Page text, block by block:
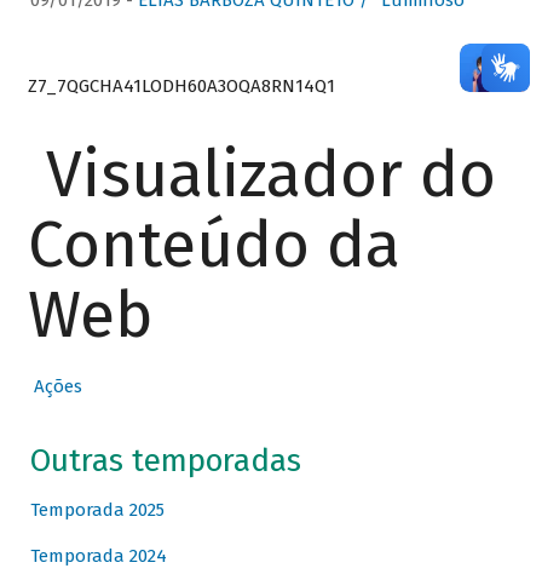
Z7_7QGCHA41LODH60A3OQA8RN14Q1
Visualizador do
Conteúdo da
Web
Ações
Outras temporadas
Temporada 2025
Temporada 2024